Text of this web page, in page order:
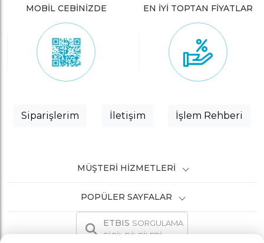
MOBİL CEBİNİZDE EN İYİ TOPTAN FİYATLAR
Siparişlerim İletişim İşlem Rehberi
MÜŞTERI HIZMETLERI
POPÜLER SAYFALAR
ETBIS SORGULAMA
SİCİL BİLGİLERİ